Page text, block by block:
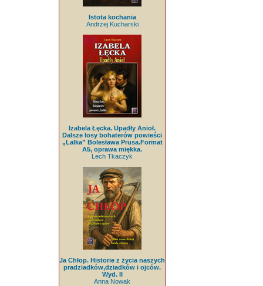
Istota kochania
Andrzej Kucharski
Izabela Łęcka. Upadły Anioł.
Dalsze losy bohaterów powieści
„Lalka” Bolesława Prusa.Format
A5, oprawa miękka.
Lech Tkaczyk
Ja Chłop. Historie z życia naszych
pradziadków,dziadków i ojców.
Wyd. II
Anna Nowak